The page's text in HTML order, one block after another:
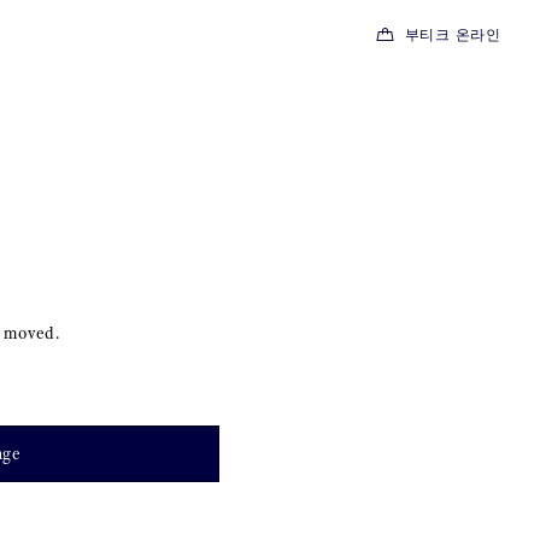
부티크 온라인